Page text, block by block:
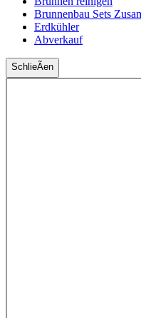
Brunnenbau Sets
Erdkühler
Abverkauf
SchlieÃen